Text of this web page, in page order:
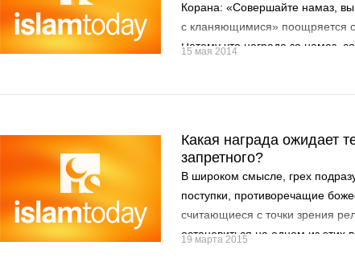
Корана: «Совершайте намаз,
с кланяющимися» поощряется
Потому что награда за намаз,
выполнения поклонений в
15 мая 2014
Какая награда ожидает
запретного?
В широком смысле, грех
поступки, противоречащие
считающиеся с точки зрения
остановиться на одном из этих
19 марта 2015